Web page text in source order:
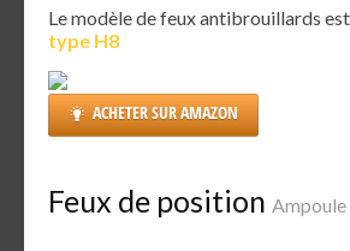
Le modèle de feux antibrouillards
type H8
ACHETER SUR AMAZON
Feux de position Ampoule